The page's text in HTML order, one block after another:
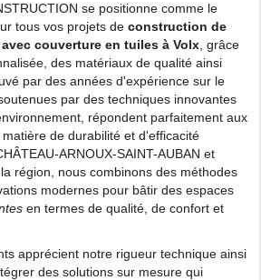
se positionne comme le
tous vos projets de construction de
couverture en tuiles à Volx , grâce
des matériaux de qualité ainsi
par des années d'expérience sur le
par des techniques innovantes
répondent parfaitement aux
de durabilité et d'efficacité
ARNOUX-SAINT-AUBAN et
région, nous combinons des méthodes
modernes pour bâtir des espaces
en termes de qualité, de confort et
apprécient notre rigueur technique ainsi
des solutions sur mesure qui